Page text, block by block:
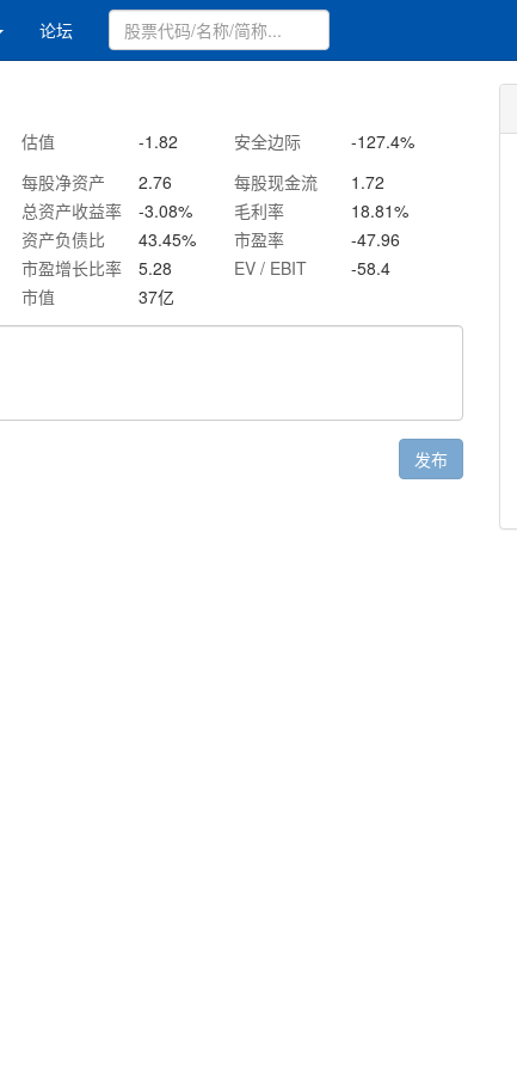
论坛
估值 -1.82 安全边际 -127.4%
每股净资产 2.76 每股现金流
1.72
总资产收益率 -3.08% 毛利率 18.81%
资产负债比 43.45% 市盈率
-47.96
市盈增长比率 5.28 EV / EBIT
-58.4
市值 37亿
发布